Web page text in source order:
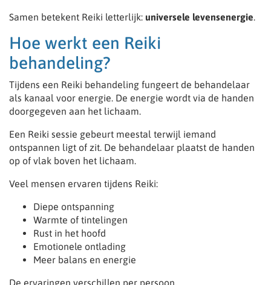
Samen betekent Reiki letterlijk: universele levensenergie
Hoe werkt een Reiki
behandeling?
Tijdens een Reiki behandeling fungeert de behandelaar
als kanaal voor energie. De energie wordt via de handen
doorgegeven aan het lichaam.
Een Reiki sessie gebeurt meestal terwijl iemand
ontspannen ligt of zit. De behandelaar plaatst de handen
op of vlak boven het lichaam.
Veel mensen ervaren tijdens Reiki:
Diepe ontspanning
Warmte of tintelingen
Rust in het hoofd
Emotionele ontlading
Meer balans en energie
De ervaringen verschillen per persoon.